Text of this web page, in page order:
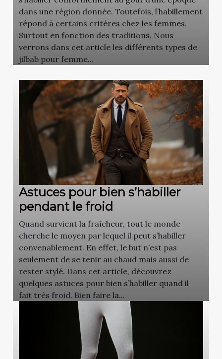
dans une région donnée. Toutefois, l’habillement
répond à certains critères chez les femmes.
Surtout en fonction des traditions. Nous
verrons dans cet article les différents types de
jilbab pour femme...
Astuces pour bien s’habiller
pendant le froid
Quand survient la fraîcheur, tout le monde
cherche le moyen par lequel il peut s’habiller
convenablement. En effet, le but n’est pas
seulement de se tenir au chaud mais aussi de
rester stylé. Dans cet article, découvrez
quelques astuces pour bien s’habiller quand il
fait très froid. Bien faire la...